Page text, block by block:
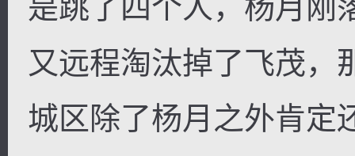
是跳了四个人，杨月刚
又远程淘汰掉了飞茂，
城区除了杨月之外肯定